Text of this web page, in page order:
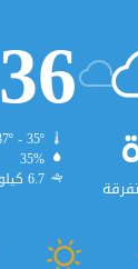
36
37º - 35º
35%
6.7 كيلومتر/ساعة